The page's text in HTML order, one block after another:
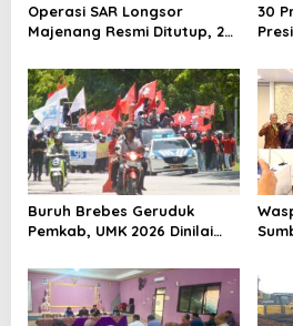
Operasi SAR Longsor
Majenang Resmi Ditutup, 2
hingga Hari ke-10
30
Buruh Brebes Geruduk
Pemkab, UMK 2026 Dinilai